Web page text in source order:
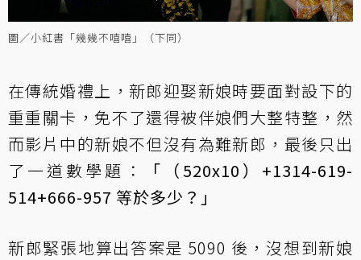
圖／小紅書「幾幾不嘻嘻」（下同）
在傳統婚禮上，新郎迎娶新娘時要面對設下的
重重關卡，免不了還得被伴娘們大整特整，然
而影片中的新娘不但沒有為難新郎，最後只出
了一道數學題：
「（520x10）+1314-619-
514+666-957 等於多少？」
新郎緊張地算出答案是 5090 後，沒想到新娘